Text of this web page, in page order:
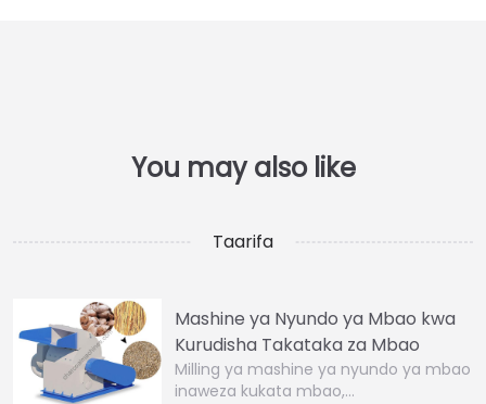
Taarifa
Mashine ya Nyundo ya Mbao kwa
Kurudisha Takataka za Mbao
Milling ya mashine ya nyundo ya mbao
inaweza kukata mbao,…